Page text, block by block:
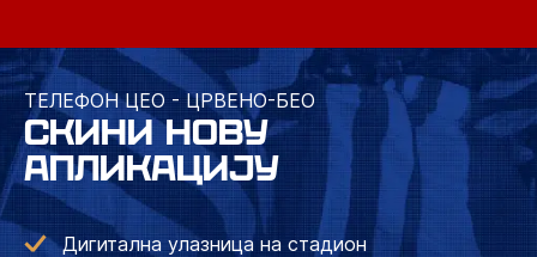
ТЕЛЕФОН ЦЕО - ЦРВЕНО-БЕО
СКИНИ НОВУ
АПЛИКАЦИЈУ
Дигитална улазница на стадион